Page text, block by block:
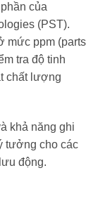
của
(PST).
mức ppm (parts
tra độ tinh
chất lượng
khả năng ghi
tưởng cho các
động.